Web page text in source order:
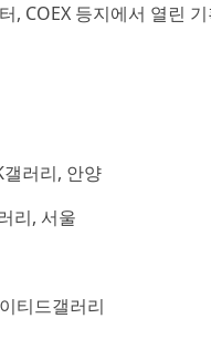
, COEX 등지에서 열린
갤러리, 안양
리, 서울
티드갤러리